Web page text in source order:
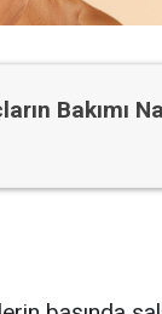
Bakımı